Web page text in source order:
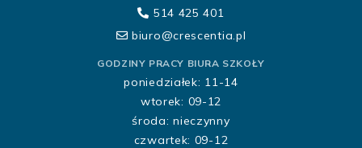
514 425 401
biuro@crescentia.pl
GODZINY PRACY BIURA SZKOŁY
poniedziałek: 11-14
wtorek: 09-12
środa: nieczynny
czwartek: 09-12